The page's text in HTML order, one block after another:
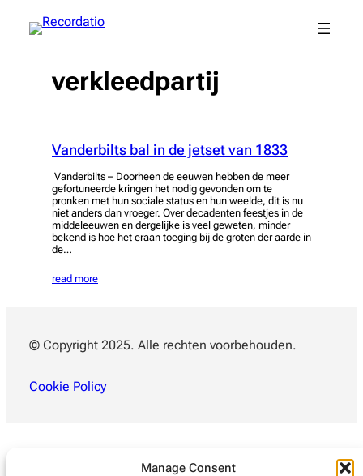
Manage Consent
naar
verkleedpartij
Vanderbilts bal in de jetset van 1833
Vanderbilts – Doorheen de eeuwen hebben de meer
gefortuneerde kringen het nodig gevonden om te
pronken met hun sociale status en hun weelde, dit is nu
niet anders dan vroeger. Over decadenten feestjes in de
middeleeuwen en dergelijke is veel geweten, minder
bekend is hoe het eraan toeging bij de groten der aarde in
de…
read more
© Copyright 2025. Alle rechten voorbehouden.
Cookie Policy